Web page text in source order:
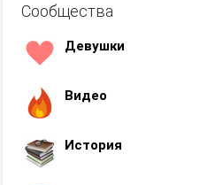
Сообщества
Девушки
Видео
История